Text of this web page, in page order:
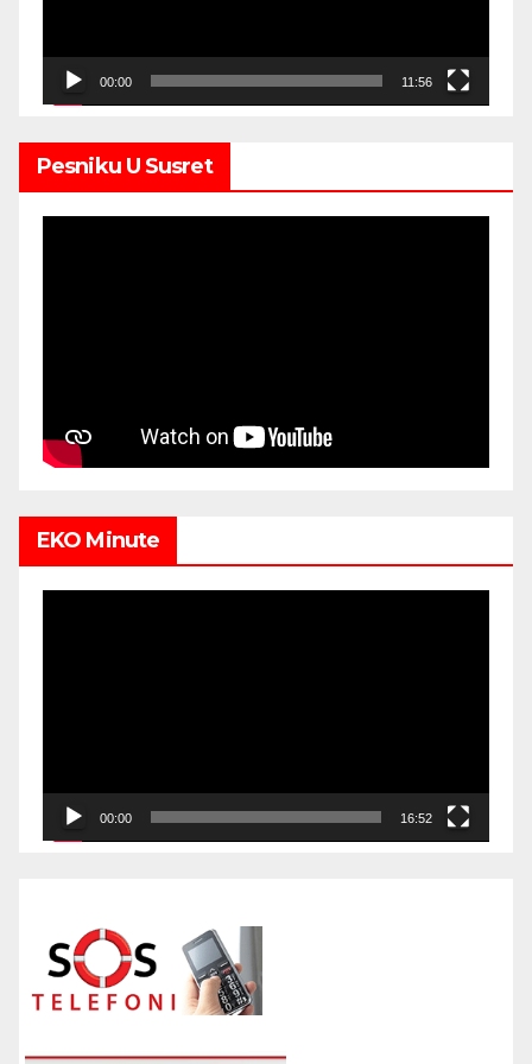
00:00 11:56
Pesniku U Susret
EKO Minute
00:00 16:52